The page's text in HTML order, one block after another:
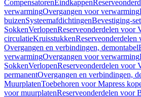
CompensatorenEindkappen
verwarmingOvergangen voor verwarming
buizenSysteemafdichtingenBevestiging-
SokkenVerlopenReserveonderdelen voor
circulatieKruisstukken
Overgangen en verbindingen, demontabel
verwarmingOvergangen voor verwarming
SokkenVerlopenReserveonderdelen voor
permanentOvergangen en verbindingen,
MuurplatenToebehoren voor Mapress
voor muurplatenReserveonderdelen voor